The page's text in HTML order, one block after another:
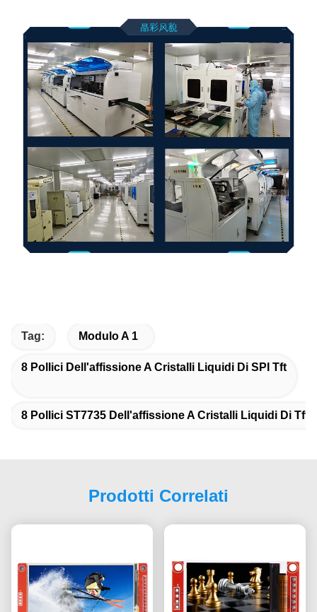
Tag: Modulo A 1
8 Pollici Dell'affissione A Cristalli Liquidi Di SPI Tft
8 Pollici ST7735 Dell'affissione A Cristalli Liquidi Di Tft
Prodotti Correlati